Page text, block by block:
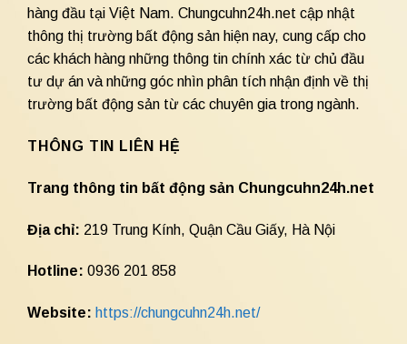
hàng đầu tại Việt Nam. Chungcuhn24h.net cập nhật
thông thị trường bất động sản hiện nay, cung cấp cho
các khách hàng những thông tin chính xác từ chủ đầu
tư dự án và những góc nhìn phân tích nhận định về thị
trường bất động sản từ các chuyên gia trong ngành.
THÔNG TIN LIÊN HỆ
Trang thông tin bất động sản Chungcuhn24h.net
Địa chỉ: 219 Trung Kính, Quận Cầu Giấy, Hà Nội
Hotline: 0936 201 858
Website: https://chungcuhn24h.net/